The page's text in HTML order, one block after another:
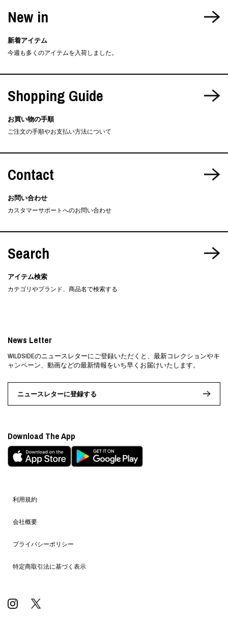
New in
新着アイテム
今週も多くのアイテムを入荷しました。
Shopping Guide
お買い物の手順
ご注文の手順やお支払い方法について
Contact
お問い合わせ
カスタマーサポートへのお問い合わせ
Search
アイテム検索
カテゴリやブランド、商品名で検索する
利用規約
会社概要
プライバシーポリシー
特定商取引法に基づく表示
News Letter
WILDSIDEのニュースレターにご登録いただくと、最新コレクションやキ
ャンペーン、動画などの最新情報をいち早くお届けいたします。
ニュースレターに登録する
Download The App